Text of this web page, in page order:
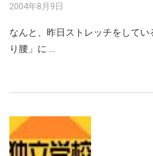
2004年8月9日
なんと、昨日ストレッチをしてい
り腰」に …